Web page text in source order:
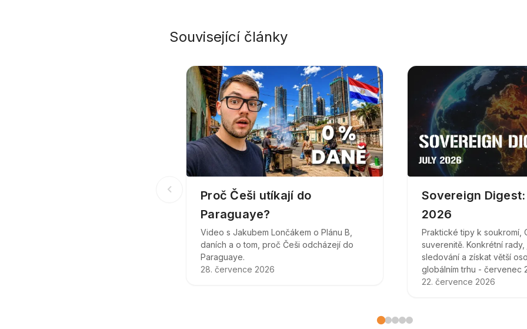
Související články
chevron_left
Proč Češi utíkají do
Paraguaye?
Video s Jakubem Lončákem o Plánu B,
daních a o tom, proč Češi odcházejí do
Paraguaye.
28. července 2026
Sovereign
2026
Praktické tipy k soukromí,
suverenitě. Konkrétní
sledování a získat větší
globálním trhu - červenec
22. července 2026